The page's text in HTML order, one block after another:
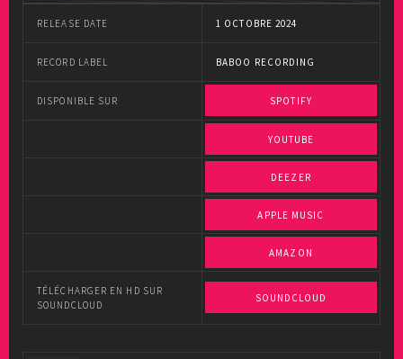
RELEASE DATE 1 OCTOBRE 2024
RECORD LABEL BABOO RECORDING
DISPONIBLE SUR SPOTIFY
YOUTUBE
DEEZER
APPLE MUSIC
AMAZON
TÉLÉCHARGER EN HD SUR
SOUNDCLOUD
SOUNDCLOUD